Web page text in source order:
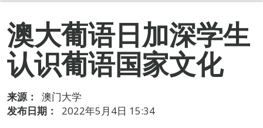
澳大葡语日加深学生
认识葡语国家文化
来源：
澳门大学
发布日期：
2022年5月4日 15:34